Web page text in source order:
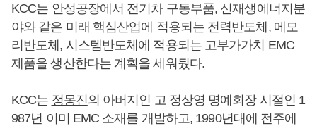
KCC는 안성공장에서 전기차 구동부품, 신재생에너지분
야와 같은 미래 핵심산업에 적용되는 전력반도체, 메모
리반도체, 시스템반도체에 적용되는 고부가가치 EMC
제품을 생산한다는 계획을 세워뒀다.
KCC는 정몽진의 아버지인 고 정상영 명예회장 시절인 1
987년 이미 EMC 소재를 개발하고, 1990년대에 전주에